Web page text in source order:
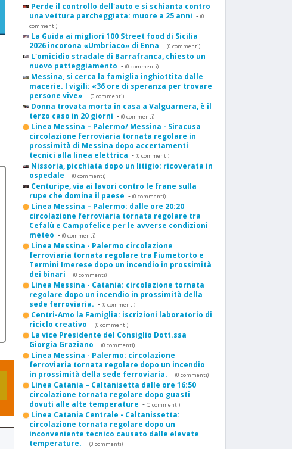
Perde il controllo dell'auto e si schianta contro
una vettura parcheggiata: muore a 25 anni - (0
commenti)
La Guida ai migliori 100 Street food di Sicilia
2026 incorona «Umbriaco» di Enna - (0 commenti)
L'omicidio stradale di Barrafranca, chiesto un
nuovo patteggiamento - (0 commenti)
Messina, si cerca la famiglia inghiottita dalle
macerie. I vigili: «36 ore di speranza per trovare
persone vive» - (0 commenti)
Donna trovata morta in casa a Valguarnera, è il
terzo caso in 20 giorni - (0 commenti)
Linea Messina – Palermo/ Messina - Siracusa
circolazione ferroviaria tornata regolare in
prossimità di Messina dopo accertamenti
tecnici alla linea elettrica - (0 commenti)
Nissoria, picchiata dopo un litigio: ricoverata in
ospedale - (0 commenti)
Centuripe, via ai lavori contro le frane sulla
rupe che domina il paese - (0 commenti)
Linea Messina – Palermo: dalle ore 20:20
circolazione ferroviaria tornata regolare tra
Cefalù e Campofelice per le avverse condizioni
meteo - (0 commenti)
Linea Messina - Palermo circolazione
ferroviaria tornata regolare tra Fiumetorto e
Termini Imerese dopo un incendio in prossimità
dei binari - (0 commenti)
Linea Messina - Catania: circolazione tornata
regolare dopo un incendio in prossimità della
sede ferroviaria. - (0 commenti)
Centri-Amo la Famiglia: iscrizioni laboratorio di
riciclo creativo - (0 commenti)
La vice Presidente del Consiglio Dott.ssa
Giorgia Graziano - (0 commenti)
Linea Messina - Palermo: circolazione
ferroviaria tornata regolare dopo un incendio
in prossimità della sede ferroviaria. - (0 commenti)
Linea Catania – Caltanisetta dalle ore 16:50
circolazione tornata regolare dopo guasti
dovuti alle alte temperature - (0 commenti)
Linea Catania Centrale - Caltanissetta:
circolazione tornata regolare dopo un
inconveniente tecnico causato dalle elevate
temperature. - (0 commenti)